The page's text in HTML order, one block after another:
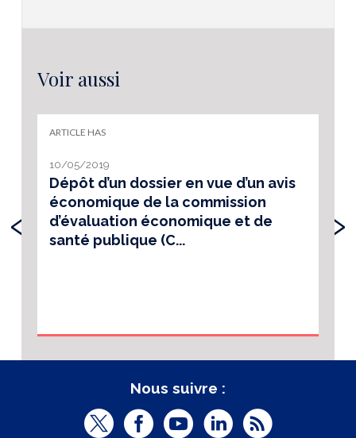
Voir aussi
ARTICLE HAS
10/05/2019
Dépôt d’un dossier en vue d’un avis
économique de la commission
d’évaluation économique et de
santé publique (C...
‹ ›
Nous suivre :
T
F
Y
L
R